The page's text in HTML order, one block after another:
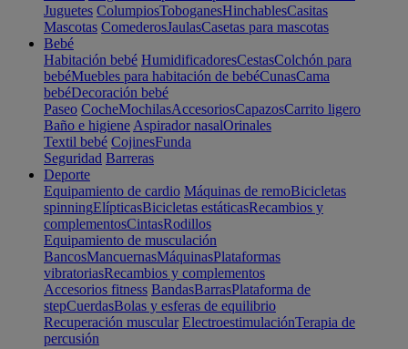
Juguetes ColumpiosToboganesHinchablesCasitas
Mascotas ComederosJaulasCasetas para mascotas
Bebé
Habitación bebé HumidificadoresCestasColchón para
bebéMuebles para habitación de bebéCunasCama
bebéDecoración bebé
Paseo CocheMochilasAccesoriosCapazosCarrito ligero
Baño e higiene Aspirador nasalOrinales
Textil bebé CojinesFunda
Seguridad Barreras
Deporte
Equipamiento de cardio Máquinas de remoBicicletas
spinningElípticasBicicletas estáticasRecambios y
complementosCintasRodillos
Equipamiento de musculación
BancosMancuernasMáquinasPlataformas
vibratoriasRecambios y complementos
Accesorios fitness BandasBarrasPlataforma de
stepCuerdasBolas y esferas de equilibrio
Recuperación muscular ElectroestimulaciónTerapia de
percusión